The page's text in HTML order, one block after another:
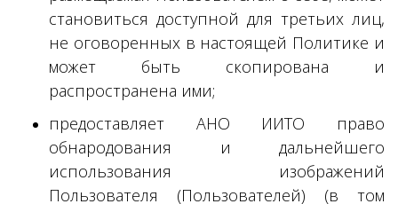
становиться доступной для третьих лиц,
не оговоренных в настоящей Политике и
может быть скопирована и
распространена ими;
предоставляет АНО ИИТО право
обнародования и дальнейшего
использования изображений
Пользователя (Пользователей) (в том